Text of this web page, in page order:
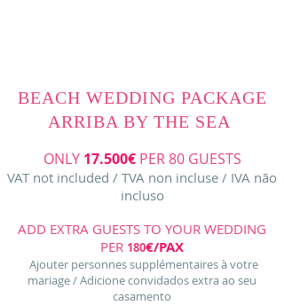
BEACH WEDDING PACKAGE
ARRIBA BY THE SEA
ONLY 17.500€PER 80 GUESTS
VAT not included / TVA non incluse / IVA não
incluso
ADD EXTRA GUESTS TO YOUR WEDDING
PER 180€/PAX
Ajouter personnes supplémentaires à votre
mariage / Adicione convidados extra ao seu
casamento